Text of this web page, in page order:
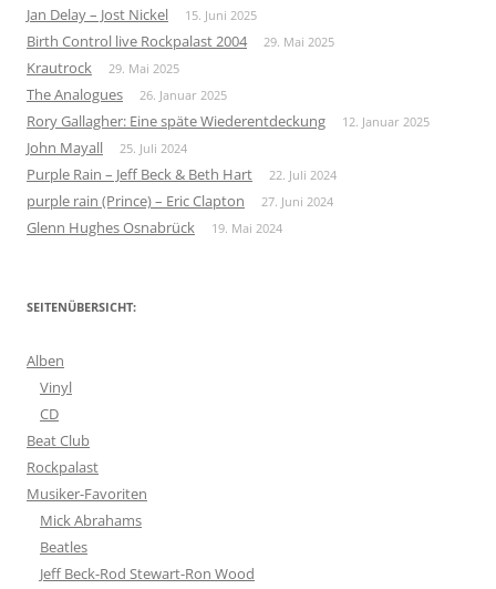
Jan Delay – Jost Nickel 15. Juni 2025
Birth Control live Rockpalast 2004 29. Mai 2025
Krautrock 29. Mai 2025
The Analogues 26. Januar 2025
Rory Gallagher: Eine späte Wiederentdeckung 12. Januar 2025
John Mayall 25. Juli 2024
Purple Rain – Jeff Beck & Beth Hart 22. Juli 2024
purple rain (Prince) – Eric Clapton 27. Juni 2024
Glenn Hughes Osnabrück 19. Mai 2024
SEITENÜBERSICHT:
Alben
Vinyl
CD
Beat Club
Rockpalast
Musiker-Favoriten
Mick Abrahams
Beatles
Jeff Beck-Rod Stewart-Ron Wood